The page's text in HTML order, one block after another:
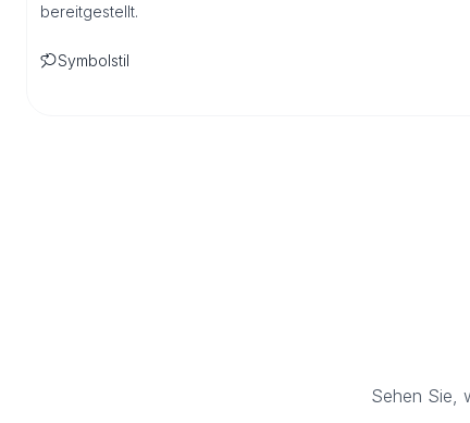
bereitgestellt.
Symbolstil
Sehen Sie,